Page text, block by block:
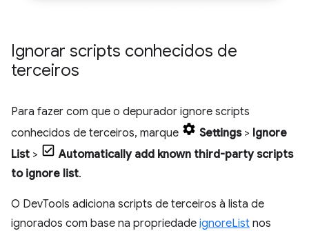
Ignorar scripts conhecidos de
terceiros
Para fazer com que o depurador ignore scripts
conhecidos de terceiros, marque
Settings> Ignore
List >
Automatically add known third-party scripts
to ignore list.
O DevTools adiciona scripts de terceiros à lista de
ignorados com base na propriedade ignoreList nos